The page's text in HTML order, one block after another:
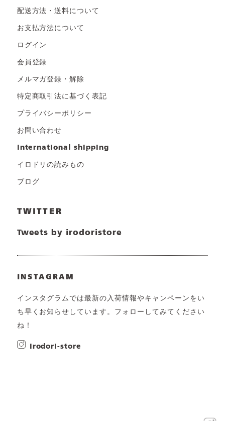
配送方法・送料について
お支払方法について
ログイン
会員登録
メルマガ登録・解除
特定商取引法に基づく表記
プライバシーポリシー
お問い合わせ
international shipping
イロドリの読みもの
ブログ
TWITTER
Tweets by irodoristore
INSTAGRAM
インスタグラムでは最新の入荷情報やキャンペーンをい
ち早くお知らせしています。フォローしてみてください
ね！
irodori-store